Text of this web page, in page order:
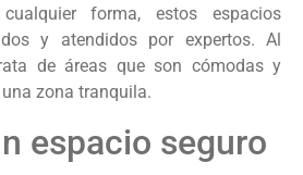
forma, estos espacios
y atendidos por expertos. Al
de áreas que son cómodas y
zona tranquila.
espacio seguro